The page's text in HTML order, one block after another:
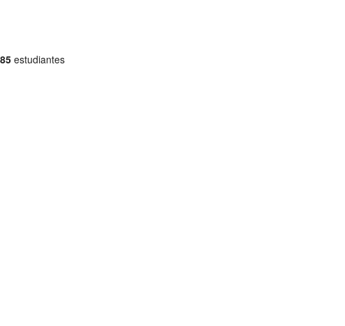
85 estudiantes